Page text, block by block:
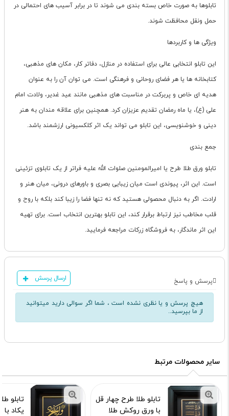
تابلوها به صورت خاص بسته بندی می شوند تا در برابر آسیب های احتمالی در
حمل ونقل محافظت شوند.
ویژگی ها و کاربردها
این تابلو انتخابی عالی برای استفاده در منازل، دفاتر کار، مکان های مذهبی،
کتابخانه ها یا هر فضای روحانی و فرهنگی است. می توان آن را به عنوان
هدیه ای خاص و پربرکت در مناسبت های مذهبی مانند عید غدیر، ولادت امام
علی (ع)، یا ماه رمضان تقدیم عزیزان کرد. همچنین برای علاقه مندان به هنر
دینی و خوشنویسی، این تابلو می تواند یک اثر کلکسیونی ارزشمند باشد.
جمع بندی
تابلو ورق طلا طرح یا امیرالمومنین صلوات الله علیه فراتر از یک تابلوی تزئینی
است. این اثر، پیوندی است میان زیبایی بصری و باورهای درونی، میان هنر و
ارادت. اگر به دنبال محصولی هستید که نه تنها فضا را زیبا کند بلکه با روح و
قلب مخاطب نیز ارتباط برقرار کند، این تابلو بهترین انتخاب است. برای تهیه
این اثر ماندگار، به فروشگاه زرکات مراجعه فرمایید.
پرسش و پاسخ ارسال پرسش
هیچ پرسش و یا نظری نشده است ، شما اگر سوالی دارید میتوانید
از ما بپرسید..
سایر محصولات مرتبط
تابلو طلا طرح چهار قل
با ورق روکش طلا
تابلو
یکاد